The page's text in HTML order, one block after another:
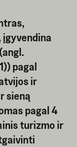
pagal
ir
sieną
pagal 4
turizmo ir